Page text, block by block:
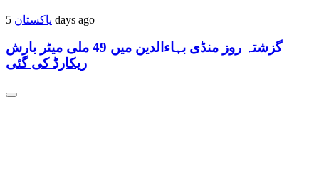
پاکستان 5 days ago
گزشتہ روز منڈی بہاءالدین میں 49 ملی میٹر بارش
ریکارڈ کی گئی